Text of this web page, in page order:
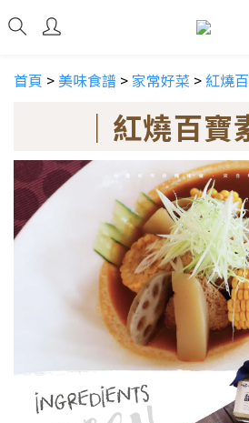
首頁 > 美味食譜 > 家常好菜 >紅燒
｜紅燒百寶